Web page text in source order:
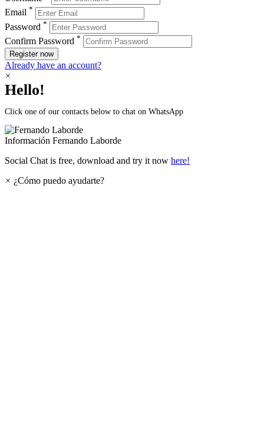
Email *
Password *
Confirm Password *
Register now
Already have an account?
×
Hello!
Click one of our contacts below to chat on WhatsApp
Información Fernando Laborde
Social Chat is free, download and try it now here!
× ¿Cómo puedo ayudarte?